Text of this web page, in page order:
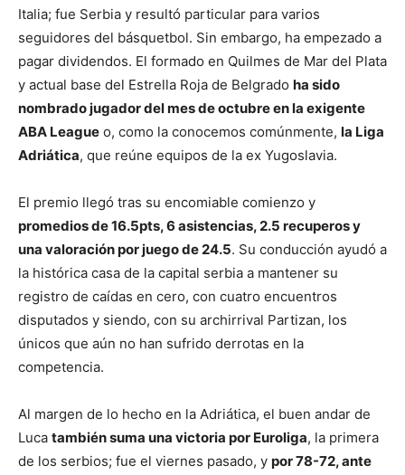
Italia; fue Serbia y resultó particular para varios
seguidores del básquetbol. Sin embargo, ha empezado a
pagar dividendos. El formado en Quilmes de Mar del Plata
y actual base del Estrella Roja de Belgrado ha sido
nombrado jugador del mes de octubre en la exigente
ABA League o, como la conocemos comúnmente, la Liga
Adriática, que reúne equipos de la ex Yugoslavia.
El premio llegó tras su encomiable comienzo y
promedios de 16.5pts, 6 asistencias, 2.5 recuperos y
una valoración por juego de 24.5. Su conducción ayudó a
la histórica casa de la capital serbia a mantener su
registro de caídas en cero, con cuatro encuentros
disputados y siendo, con su archirrival Partizan, los
únicos que aún no han sufrido derrotas en la
competencia.
Al margen de lo hecho en la Adriática, el buen andar de
Luca también suma una victoria por Euroliga, la primera
de los serbios; fue el viernes pasado, y por 78-72, ante